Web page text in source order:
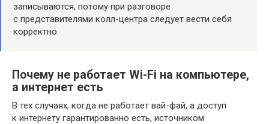
записываются, потому при разговоре
с представителями колл-центра следует вести себя
корректно.
Почему не работает Wi-Fi на компьютере,
а интернет есть
В тех случаях, когда не работает вай-фай, а доступ
к интернету гарантированно есть, источником